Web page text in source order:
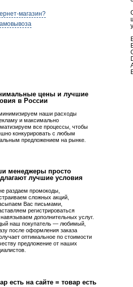
магазин?
цены и лучшие
в России
наши расходы
и максимально
все процессы, чтобы
конкурировать с любым
предложением на рынке.
менеджеры просто
лучшие условия
раздаем промокоды,
сложных акций,
Вас письмами,
регистрироваться
дополнительных услуг.
наш покупатель — любимый,
после оформления заказа
оптимальное по стоимости
предложение от наших
есть на сайте = товар есть